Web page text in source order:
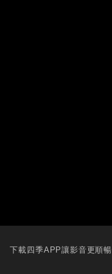
下載四季APP讓影音更順暢